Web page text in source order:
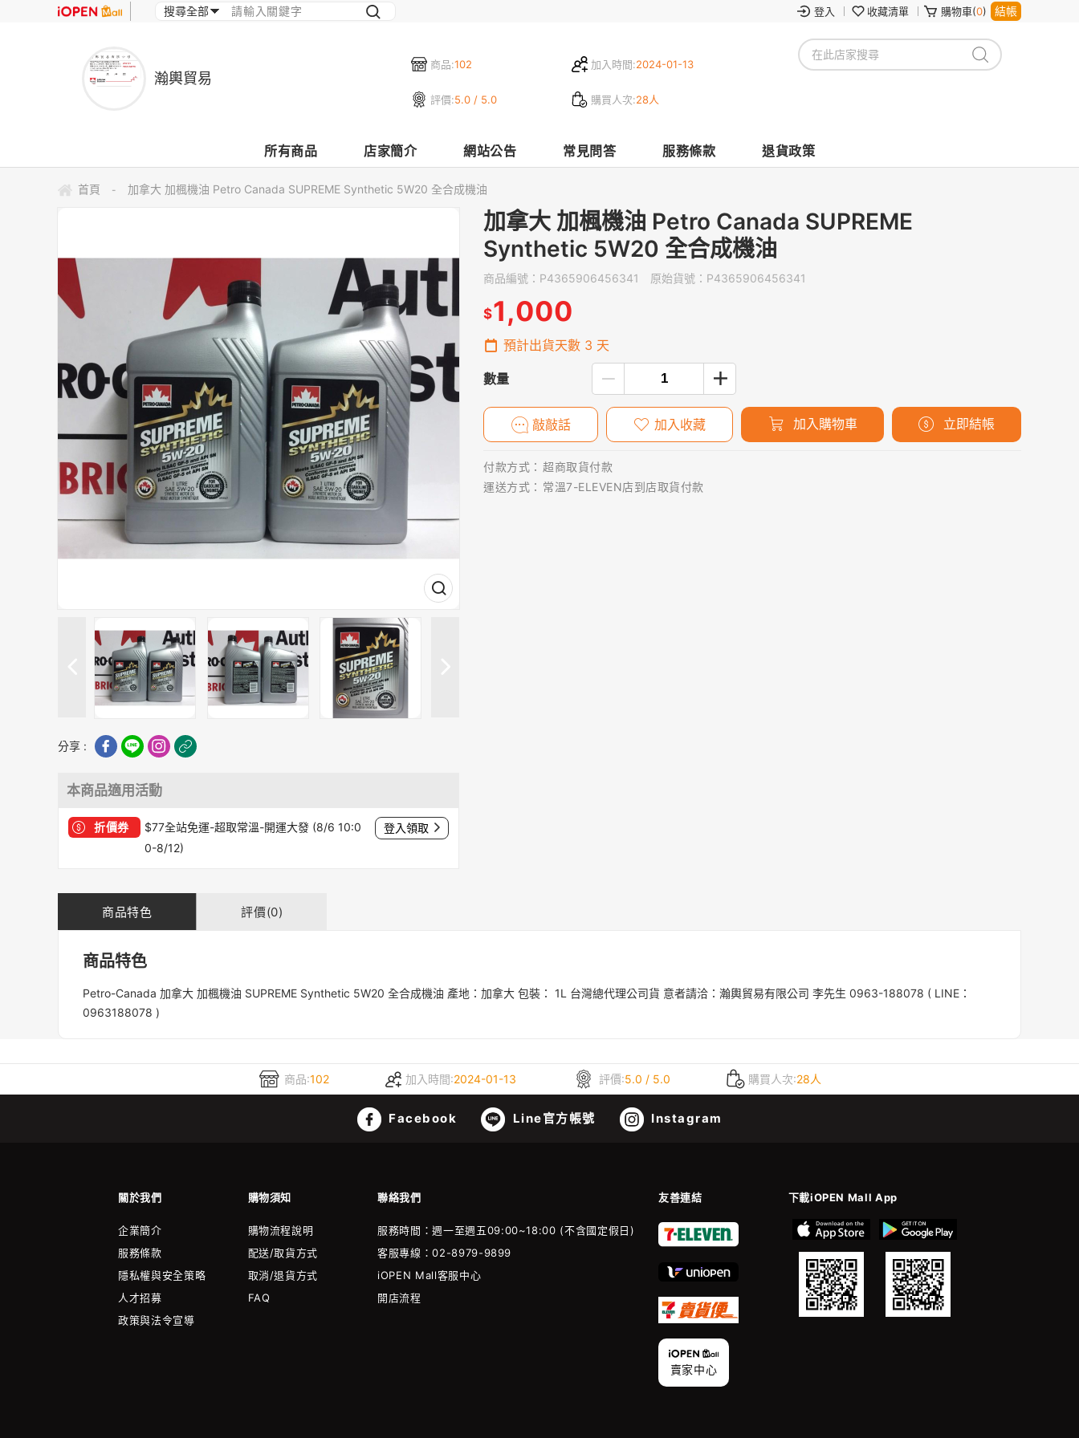
登入 收藏清單 購物車(0) 結帳
商品:102 加入時間:2024-01-13
評價:5.0 / 5.0 購買人次:28人
瀚輿貿易
所有商品 店家簡介 網站公告 常見問答 服務條款 退貨政策
首頁 - 加拿大 加楓機油 Petro Canada SUPREME Synthetic 5W20 全合成機油
分享 :
本商品適用活動
折價券
$77全站免運-超取常溫-開運大發 (8/6 10:0
0-8/12)
登入領取
加拿大 加楓機油 Petro Canada SUPREME
Synthetic 5W20 全合成機油
商品編號： P4365906456341 原始貨號： P4365906456341
$1,000
預計出貨天數 3 天
數量
敲敲話 加入收藏 加入購物車 立即結帳
付款方式： 超商取貨付款
運送方式： 常溫7-ELEVEN店到店取貨付款
商品特色 評價(0)
商品特色
Petro-Canada 加拿大 加楓機油 SUPREME Synthetic 5W20 全合成機油 產地：加拿大 包裝： 1L 台灣總代理公司貨 意者請洽：瀚輿貿易有限公司 李先生 0963-188078 ( LINE：
0963188078 )
商品:102 加入時間:2024-01-13 評價:5.0 / 5.0 購買人次:28人
Facebook Line官方帳號 Instagram
關於我們 購物須知 聯絡我們 友善連結 下載iOPEN Mall App
企業簡介
服務條款
隱私權與安全策略
人才招募
政策與法令宣導
購物流程說明
配送/取貨方式
取消/退貨方式
FAQ
服務時間：週一至週五09:00~18:00 (不含國定假日)
客服專線：02-8979-9899
iOPEN Mall客服中心
開店流程
賣家中心